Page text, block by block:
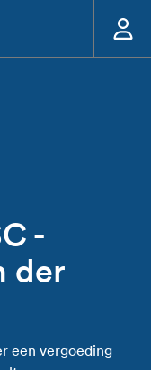
-
der
een vergoeding